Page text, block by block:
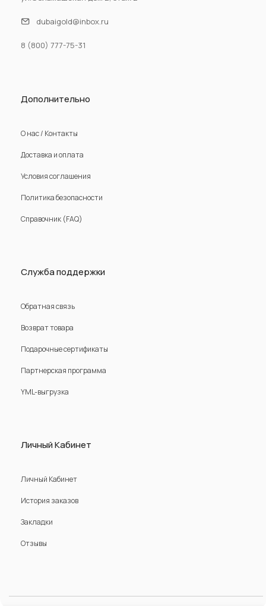
dubaigold@inbox.ru
8 (800) 777-75-31
Дополнительно
О нас / Контакты
Доставка и оплата
Условия соглашения
Политика безопасности
Справочник (FAQ)
Служба поддержки
Обратная связь
Возврат товара
Подарочные сертификаты
Партнерская программа
YML-выгрузка
Личный Кабинет
Личный Кабинет
История заказов
Закладки
Отзывы